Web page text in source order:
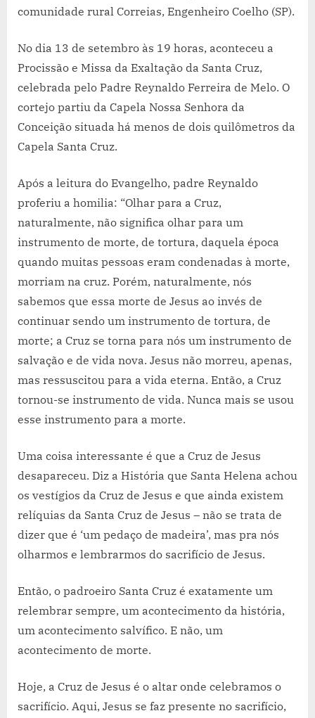
comunidade rural Correias, Engenheiro Coelho (SP).
No dia 13 de setembro às 19 horas, aconteceu a
Procissão e Missa da Exaltação da Santa Cruz,
celebrada pelo Padre Reynaldo Ferreira de Melo. O
cortejo partiu da Capela Nossa Senhora da
Conceição situada há menos de dois quilômetros da
Capela Santa Cruz.
Após a leitura do Evangelho, padre Reynaldo
proferiu a homilia: “Olhar para a Cruz,
naturalmente, não significa olhar para um
instrumento de morte, de tortura, daquela época
quando muitas pessoas eram condenadas à morte,
morriam na cruz. Porém, naturalmente, nós
sabemos que essa morte de Jesus ao invés de
continuar sendo um instrumento de tortura, de
morte; a Cruz se torna para nós um instrumento de
salvação e de vida nova. Jesus não morreu, apenas,
mas ressuscitou para a vida eterna. Então, a Cruz
tornou-se instrumento de vida. Nunca mais se usou
esse instrumento para a morte.
Uma coisa interessante é que a Cruz de Jesus
desapareceu. Diz a História que Santa Helena achou
os vestígios da Cruz de Jesus e que ainda existem
relíquias da Santa Cruz de Jesus – não se trata de
dizer que é ‘um pedaço de madeira’, mas pra nós
olharmos e lembrarmos do sacrifício de Jesus.
Então, o padroeiro Santa Cruz é exatamente um
relembrar sempre, um acontecimento da história,
um acontecimento salvífico. E não, um
acontecimento de morte.
Hoje, a Cruz de Jesus é o altar onde celebramos o
sacrifício. Aqui, Jesus se faz presente no sacrifício,